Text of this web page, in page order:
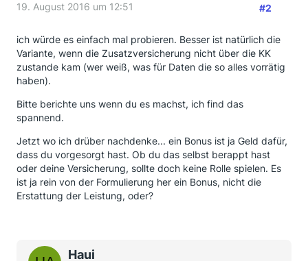
19. August 2016 um 12:51 #2
ich würde es einfach mal probieren. Besser ist natürlich die
Variante, wenn die Zusatzversicherung nicht über die KK
zustande kam (wer weiß, was für Daten die so alles vorrätig
haben).
Bitte berichte uns wenn du es machst, ich find das
spannend.
Jetzt wo ich drüber nachdenke... ein Bonus ist ja Geld dafür,
dass du vorgesorgt hast. Ob du das selbst berappt hast
oder deine Versicherung, sollte doch keine Rolle spielen. Es
ist ja rein von der Formulierung her ein Bonus, nicht die
Erstattung der Leistung, oder?
Haui